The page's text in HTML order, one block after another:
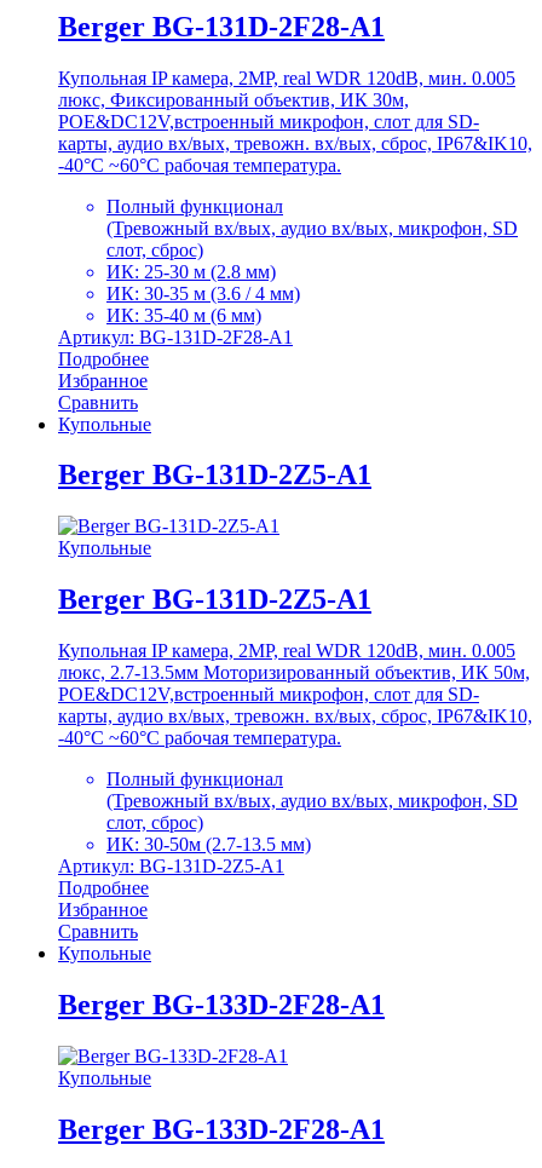
Berger BG-131D-2F28-A1
Купольная IP камера, 2MP, real WDR 120dB, мин. 0.005
люкс, Фиксированный объектив, ИК 30м,
POE&DC12V,встроенный микрофон, слот для SD-
карты, аудио вх/вых, тревожн. вх/вых, сброс, IP67&IK10,
-40°C ~60°C рабочая температура.
Полный функционал
(Тревожный вх/вых, аудио вх/вых, микрофон, SD
слот, сброс)
ИК: 25-30 м (2.8 мм)
ИК: 30-35 м (3.6 / 4 мм)
ИК: 35-40 м (6 мм)
Артикул: BG-131D-2F28-A1
Подробнее
Избранное
Сравнить
Купольные
Berger BG-131D-2Z5-A1
Купольные
Berger BG-131D-2Z5-A1
Купольная IP камера, 2MP, real WDR 120dB, мин. 0.005
люкс, 2.7-13.5мм Моторизированный объектив, ИК 50м,
POE&DC12V,встроенный микрофон, слот для SD-
карты, аудио вх/вых, тревожн. вх/вых, сброс, IP67&IK10,
-40°C ~60°C рабочая температура.
Полный функционал
(Тревожный вх/вых, аудио вх/вых, микрофон, SD
слот, сброс)
ИК: 30-50м (2.7-13.5 мм)
Артикул: BG-131D-2Z5-A1
Подробнее
Избранное
Сравнить
Купольные
Berger BG-133D-2F28-A1
Купольные
Berger BG-133D-2F28-A1